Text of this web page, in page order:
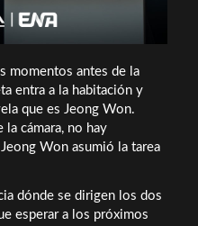
momentos antes de la
entra a la habitación y
que es Jeong Won.
la cámara, no hay
Won asumió la tarea
dónde se dirigen los dos
esperar a los próximos